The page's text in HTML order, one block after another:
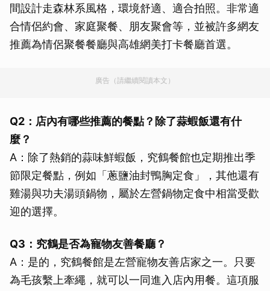
間設計走森林系風格，環境舒適、適合拍照。非常適
合情侶約會、家庭聚餐、朋友聚會等，並被許多網友
推薦為情侶聚餐餐廳與高雄網美打卡餐廳首選。
廣告（請繼續閱讀本文）
Q2：店內有哪些推薦的餐點？除了蒜蝦飯還有什
麼？
A：除了熱銷的蒜味鮮蝦飯，究鶴餐館也定期推出季
節限定餐點，例如「蔥鹽油封鴨胸定食」，其他還有
雞湯與功夫湯頭鍋物，屬於左營鍋物定食中相當受歡
迎的選擇。
Q3：究鶴是否為寵物友善餐廳？
A：是的，究鶴餐館是左營寵物友善店家之一。只要
為毛孩繫上牽繩，就可以一同進入店內用餐。這項服